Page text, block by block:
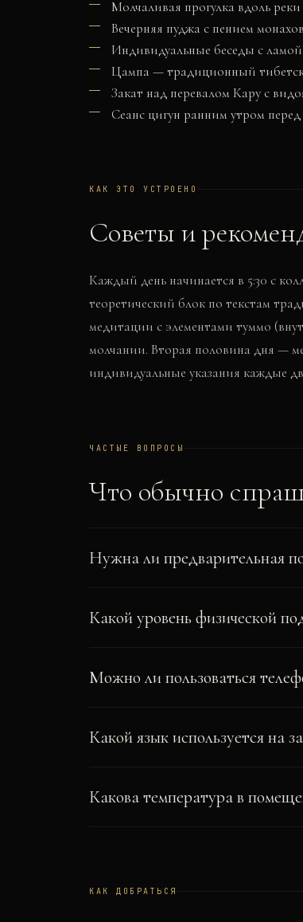
Молчаливая прогулка вдоль
Вечерняя пуджа с пением
Индивидуальные беседы с
Цампа — традиционный
Закат над перевалом Кару с
Сеанс цигун ранним утром
КАК ЭТО УСТРОЕНО
Советы и
Каждый день начинается в 5:30 с
теоретический блок по текстам
медитации с элементами туммо
молчании. Вторая половина дня —
индивидуальные указания каждые
ЧАСТЫЕ ВОПРОСЫ
Что обычно
Нужна ли предварительная
Какой уровень физической
Можно ли пользоваться
Какой язык используется на
Какова температура в
КАК ДОБРАТЬСЯ